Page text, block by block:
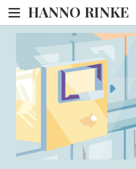
HANNO RINKE
Heim
EISINSEL
Sonntagspredigten
Blog
Lesesaal
Hörsaal
Kinosaal